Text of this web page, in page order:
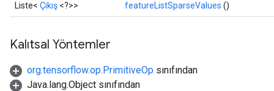
Liste< Çıkış <?>> featureListSparseValues ​​()
Kalıtsal Yöntemler
org.tensorflow.op.PrimitiveOp sınıfından
Java.lang.Object sınıfından